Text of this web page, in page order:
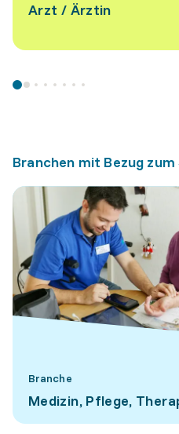
Arzt / Ärztin
Branchen mit Bezug
Branche
Medizin, Pflege,